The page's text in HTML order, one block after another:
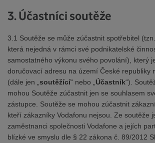
3. Účastníci soutěže
3.1 Soutěže se může zúčastnit spotřebitel
která nejedná v rámci své podnikatelské
samostatného výkonu svého povolání), který
doručovací adresu na území České republiky
(dále jen „ soutěžící“ nebo „ Účastník“).
mohou Soutěže zúčastnit jen se souhlasem
zástupce. Soutěže se mohou zúčastnit
kteří zákazníky Vodafonu nejsou. Ze soutěže
zaměstnanci společnosti Vodafone a jejích
blízké ve smyslu dle § 22 zákona č. 89/2012